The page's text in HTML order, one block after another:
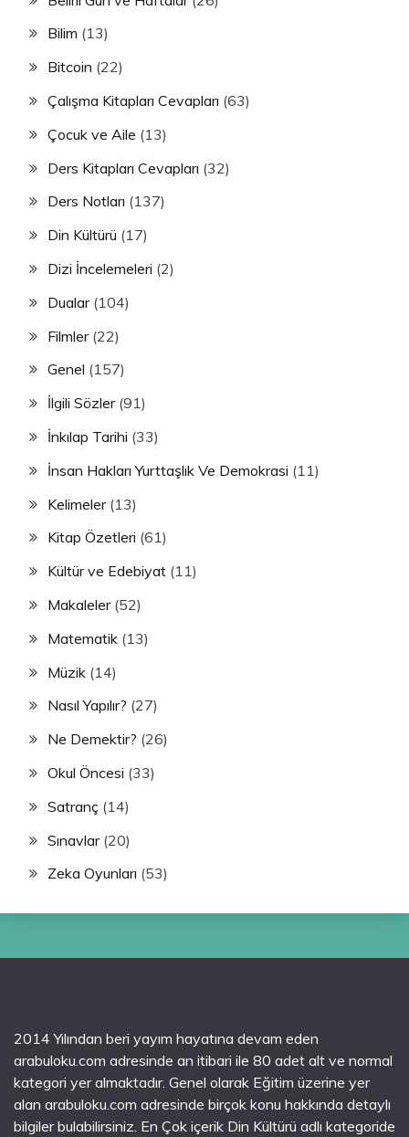
Bilim (13)
Bitcoin (22)
Çalışma Kitapları Cevapları (63)
Çocuk ve Aile (13)
Ders Kitapları Cevapları (32)
Ders Notları (137)
Din Kültürü (17)
Dizi İncelemeleri (2)
Dualar(104)
Filmler(22)
Genel (157)
İlgili Sözler(91)
İnkılap Tarihi (33)
İnsan Hakları Yurttaşlık Ve Demokrasi (11)
Kelimeler(13)
Kitap Özetleri (61)
Kültür ve Edebiyat (11)
Makaleler(52)
Matematik (13)
Müzik (14)
Nasıl Yapılır? (27)
Ne Demektir? (26)
Okul Öncesi (33)
Satranç (14)
Sınavlar(20)
Zeka Oyunları (53)
2014 Yılından beri yayım hayatına devam eden
arabuloku.com adresinde an itibari ile 80 adet alt ve normal
kategori yer almaktadır. Genel olarak Eğitim üzerine yer
alan arabuloku.com adresinde birçok konu hakkında detaylı
bilgiler bulabilirsiniz. En Çok içerik Din Kültürü adlı kategoride